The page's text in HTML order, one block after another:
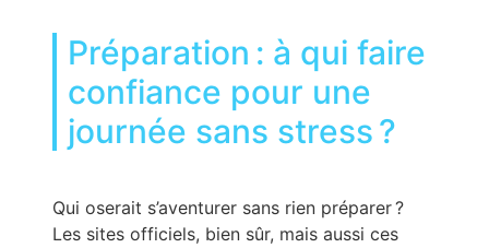
Préparation : à qui faire
confiance pour une
journée sans stress ?
Qui oserait s’aventurer sans rien préparer ?
Les sites officiels, bien sûr, mais aussi ces